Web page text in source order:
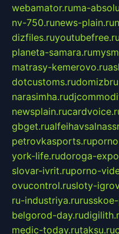
webamator.ruma-
nv-750.runews-plain.ru
dizfiles.ruyoutubefree.ru
planeta-samara.ru
matrasy-kemerovo.ru
dotcustoms.ru
narasimha.ru
newsplain.ru
gbget.ru
petrovkasports.ru
york-life.rudoroga-
slovar-ivrit.ruporno-
ovucontrol.rusloty-
ru-industriya.ru
belgorod-day.ru
medic-today.rutaksu.ru